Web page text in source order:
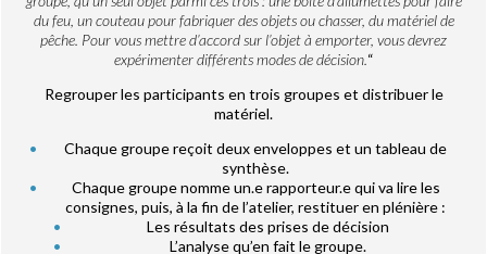
du feu, un couteau pour fabriquer des objets ou chasser, du matériel de
pêche. Pour vous mettre d’accord sur l’objet à emporter, vous devrez
expérimenter différents modes de décision.“
Regrouper les participants en trois groupes et distribuer le
matériel.
Chaque groupe reçoit deux enveloppes et un tableau de
synthèse.
Chaque groupe nomme un.e rapporteur.e qui va lire les
consignes, puis, à la fin de l’atelier, restituer en plénière :
Les résultats des prises de décision
L’analyse qu’en fait le groupe.